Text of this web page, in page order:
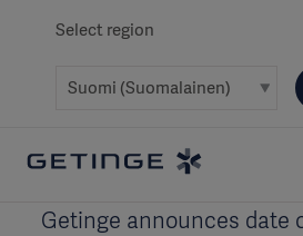
Select region
Getinge announces date